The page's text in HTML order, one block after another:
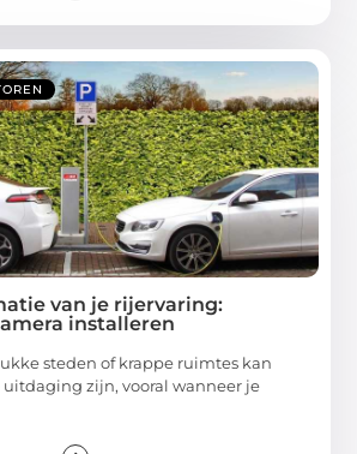
van je rijervaring:
installeren
steden of krappe ruimtes kan
zijn, vooral wanneer je